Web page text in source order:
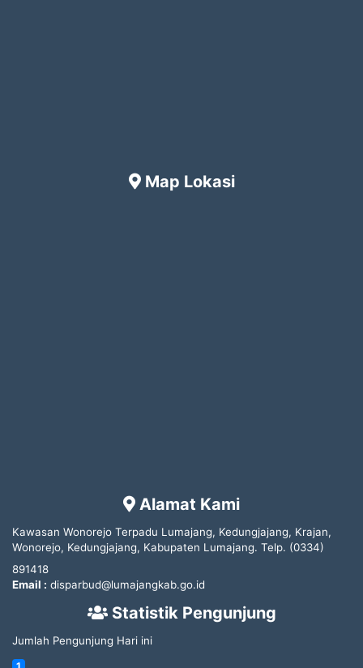
Map Lokasi
Alamat Kami
Kawasan Wonorejo Terpadu Lumajang, Kedungjajang, Krajan,
Wonorejo, Kedungjajang, Kabupaten Lumajang. Telp. (0334)
891418
Email : disparbud@lumajangkab.go.id
Statistik Pengunjung
Jumlah Pengunjung Hari ini